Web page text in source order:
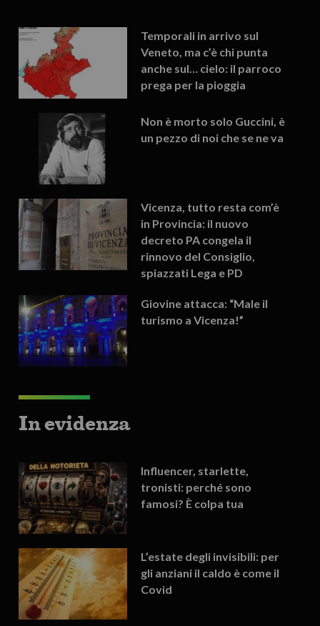
Temporali in arrivo sul
Veneto, ma c’è chi punta
anche sul… cielo: il parroco
prega per la pioggia
Non è morto solo Guccini, è
un pezzo di noi che se ne va
Vicenza, tutto resta com’è
in Provincia: il nuovo
decreto PA congela il
rinnovo del Consiglio,
spiazzati Lega e PD
Giovine attacca: “Male il
turismo a Vicenza!”
In evidenza
Influencer, starlette,
tronisti: perché sono
famosi? È colpa tua
L’estate degli invisibili: per
gli anziani il caldo è come il
Covid